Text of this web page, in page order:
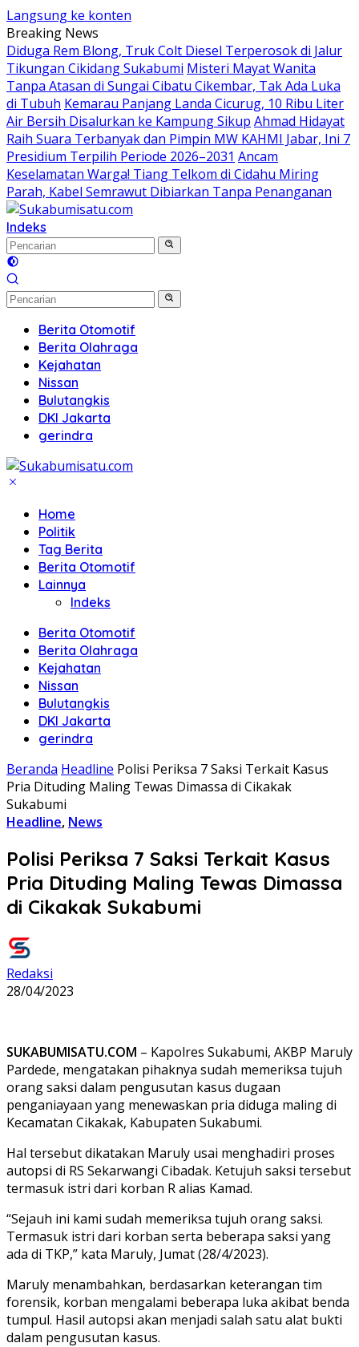
Langsung ke konten
Breaking News
Diduga Rem Blong, Truk Colt Diesel Terperosok di Jalur
Tikungan Cikidang Sukabumi Misteri Mayat Wanita
Tanpa Atasan di Sungai Cibatu Cikembar, Tak Ada Luka
di Tubuh Kemarau Panjang Landa Cicurug, 10 Ribu Liter
Air Bersih Disalurkan ke Kampung Sikup Ahmad Hidayat
Raih Suara Terbanyak dan Pimpin MW KAHMI Jabar, Ini 7
Presidium Terpilih Periode 2026–2031 Ancam
Keselamatan Warga! Tiang Telkom di Cidahu Miring
Parah, Kabel Semrawut Dibiarkan Tanpa Penanganan
Indeks
Berita Otomotif
Berita Olahraga
Kejahatan
Nissan
Bulutangkis
DKI Jakarta
gerindra
Home
Politik
Tag Berita
Berita Otomotif
Lainnya
Indeks
Berita Otomotif
Berita Olahraga
Kejahatan
Nissan
Bulutangkis
DKI Jakarta
gerindra
Beranda Headline Polisi Periksa 7 Saksi Terkait Kasus
Pria Dituding Maling Tewas Dimassa di Cikakak
Sukabumi
Headline, News
Polisi Periksa 7 Saksi Terkait Kasus
Pria Dituding Maling Tewas Dimassa
di Cikakak Sukabumi
Redaksi
28/04/2023
SUKABUMISATU.COM – Kapolres Sukabumi, AKBP Maruly
Pardede, mengatakan pihaknya sudah memeriksa tujuh
orang saksi dalam pengusutan kasus dugaan
penganiayaan yang menewaskan pria diduga maling di
Kecamatan Cikakak, Kabupaten Sukabumi.
Hal tersebut dikatakan Maruly usai menghadiri proses
autopsi di RS Sekarwangi Cibadak. Ketujuh saksi tersebut
termasuk istri dari korban R alias Kamad.
“Sejauh ini kami sudah memeriksa tujuh orang saksi.
Termasuk istri dari korban serta beberapa saksi yang
ada di TKP,” kata Maruly, Jumat (28/4/2023).
Maruly menambahkan, berdasarkan keterangan tim
forensik, korban mengalami beberapa luka akibat benda
tumpul. Hasil autopsi akan menjadi salah satu alat bukti
dalam pengusutan kasus.